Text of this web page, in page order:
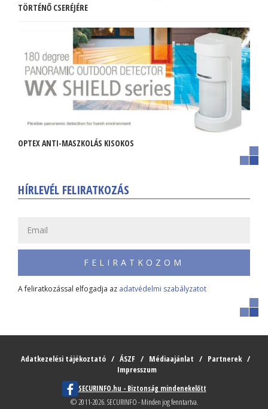
TÖRTÉNŐ CSERÉJÉRE
OPTEX ANTI-MASZKOLÁS KISOKOS
HÍRLEVÉL FELIRATKOZÁS
FELIRATKOZOM
A feliratkozással elfogadja az adatvédelmi szabályzatot
© 2011-2026. SECURINFO - Minden jog fenntartva.
Adatkezelési tájékoztató ÁSZF Médiaajánlat
Partnerek
Impresszum
SECURINFO.hu - Biztonság mindenekelőtt